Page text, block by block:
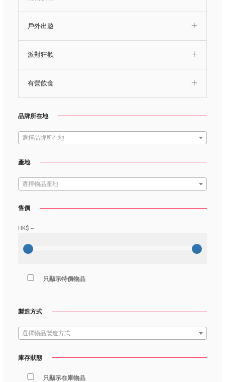
戶外出遊
派對狂歡
有營飲食
品牌所在地
選擇品牌所在地
產地
選擇物品產地
售價
HK$ --
只顯示特價物品
製造方式
選擇物品製造方式
庫存狀態
只顯示在庫物品